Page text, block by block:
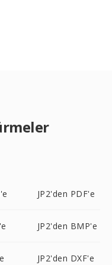
JP2'den PDF'e
JP2'den BMP'e
JP2'den DXF'e